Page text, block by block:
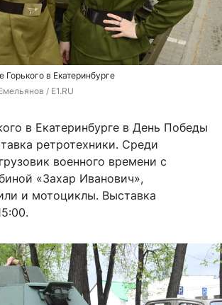
Горького в Екатеринбурге
/ E1.RU
в Екатеринбурге в День Победы
ретротехники. Среди
военного времени с
«Захар Иванович»,
и мотоциклы. Выставка